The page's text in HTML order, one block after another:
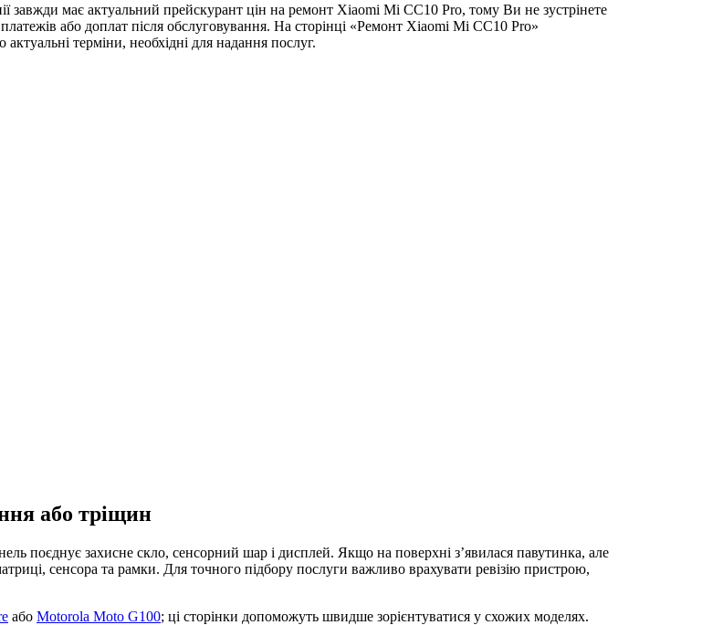
завжди має актуальний прейскурант цін на ремонт Xiaomi Mi CC10 Pro, тому Ви не зустрінете
або доплат після обслуговування. На сторінці «Ремонт Xiaomi Mi CC10 Pro»
актуальні терміни, необхідні для надання послуг.
або тріщин
поєднує захисне скло, сенсорний шар і дисплей. Якщо на поверхні з’явилася павутинка, але
сенсора та рамки. Для точного підбору послуги важливо врахувати ревізію пристрою,
або Motorola Moto G100; ці сторінки допоможуть швидше зорієнтуватися у схожих моделях.